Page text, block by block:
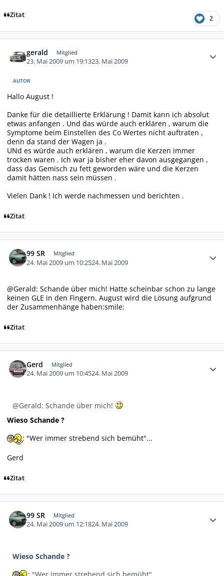
Zitat 2
gerald Mitglied
23. Mai 2009 um 19:1323. Mai 2009
AUTOR
Hallo August !
Danke für die detaillierte Erklärung ! Damit kann ich absolut
etwas anfangen . Und das würde auch erklären , warum die
Symptome beim Einstellen des Co Wertes nicht auftraten ,
denn da stand der Wagen ja .
UNd es würde auch erklären , warum die Kerzen immer
trocken waren . Ich war ja bisher eher davon ausgegangen ,
dass das Gemisch zu fett geworden wäre und die Kerzen
damit hätten nass sein müssen .
Vielen Dank ! Ich werde nachmessen und berichten .
Zitat
99 SR Mitglied
24. Mai 2009 um 10:2524. Mai 2009
@Gerald: Schande über mich! Hatte scheinbar schon zu lange
keinen GLE in den Fingern. August wird die Lösung aufgrund
der Zusammenhänge haben:smile:
Zitat
Gerd Mitglied
24. Mai 2009 um 10:4524. Mai 2009
@Gerald: Schande über mich!
Wieso Schande ?
: "Wer immer strebend sich bemüht"...
Gerd
Zitat
99 SR Mitglied
24. Mai 2009 um 12:1824. Mai 2009
Wieso Schande ?
: "Wer immer strebend sich bemüht"...